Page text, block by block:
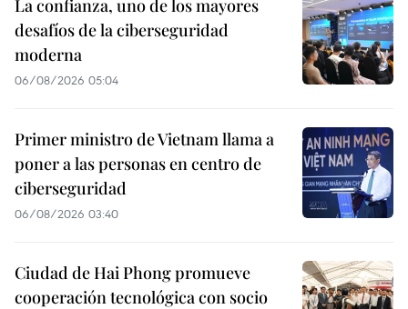
La confianza, uno de los mayores
desafíos de la ciberseguridad
moderna
06/08/2026 05:04
Primer ministro de Vietnam llama a
poner a las personas en centro de
ciberseguridad
06/08/2026 03:40
Ciudad de Hai Phong promueve
cooperación tecnológica con socio